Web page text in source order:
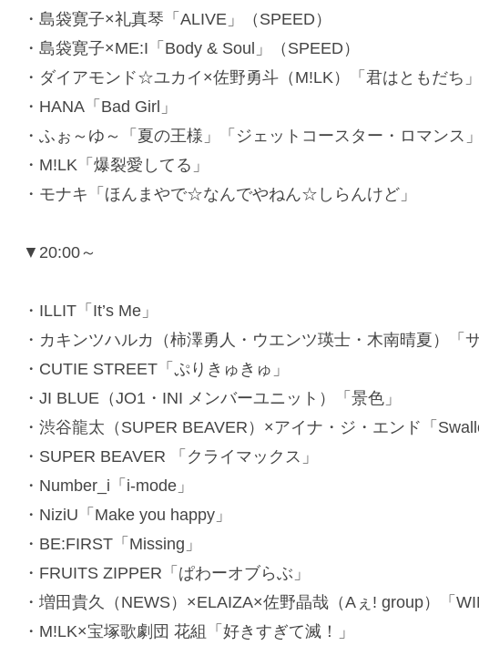
・島袋寛子×礼真琴「ALIVE」（SPEED）
・島袋寛子×ME:I「Body & Soul」（SPEED）
・ダイアモンド☆ユカイ×佐野勇斗（M!LK）「君はともだち」
・HANA「Bad Girl」
・ふぉ～ゆ～「夏の王様」「ジェットコースター・ロマンス
・M!LK「爆裂愛してる」
・モナキ「ほんまやで☆なんでやねん☆しらんけど」
▼20:00～
・ILLIT「It’s Me」
・カキンツハルカ（柿澤勇人・ウエンツ瑛士・木南晴夏）「
・CUTIE STREET「ぷりきゅきゅ」
・JI BLUE（JO1・INI メンバーユニット）「景色」
・渋谷龍太（SUPER BEAVER）×アイナ・ジ・エンド「
・SUPER BEAVER 「クライマックス」
・Number_i「i-mode」
・NiziU「Make you happy」
・BE:FIRST「Missing」
・FRUITS ZIPPER「ぱわーオブらぶ」
・増田貴久（NEWS）×ELAIZA×佐野晶哉（Aぇ! group）「
・M!LK×宝塚歌劇団 花組「好きすぎて滅！」